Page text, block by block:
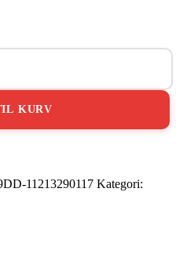
KURV
11213290117 Kategori: